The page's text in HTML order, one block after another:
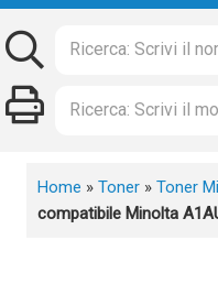
Home » Toner » Toner
compatibile Minolta